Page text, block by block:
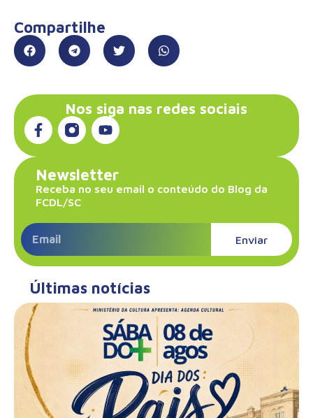
Compartilhe
Nos siga nas redes sociais
Newsletter
Receba no seu email o conteúdo do Blog da
FCDL/SC
Enviar
Últimas notícias